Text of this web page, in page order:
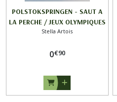
POLSTOKSPRINGEN - SAUT A
LA PERCHE / JEUX OLYMPIQUES
de MEXICO 1968 / STELLA
Stella Artois
0€90